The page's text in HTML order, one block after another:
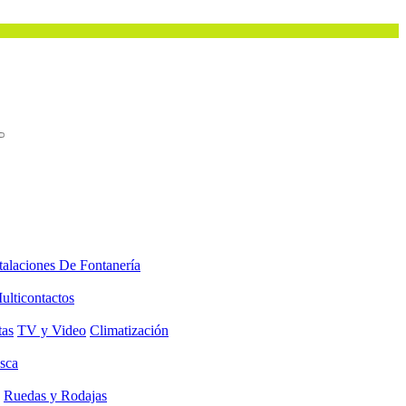
De Fontanería
TV y Video Climatización
Ruedas y Rodajas